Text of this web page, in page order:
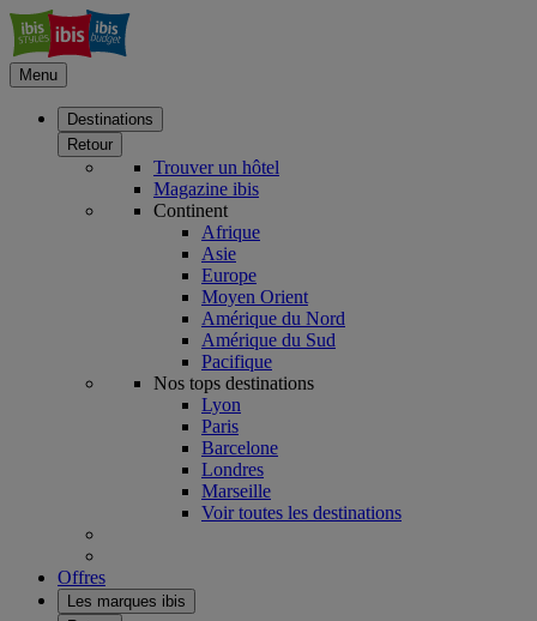
Menu
Destinations
Retour
Trouver un hôtel
Magazine ibis
Continent
Afrique
Asie
Europe
Moyen Orient
Amérique du Nord
Amérique du Sud
Pacifique
Nos tops destinations
Lyon
Paris
Barcelone
Londres
Marseille
Voir toutes les destinations
Offres
Les marques ibis